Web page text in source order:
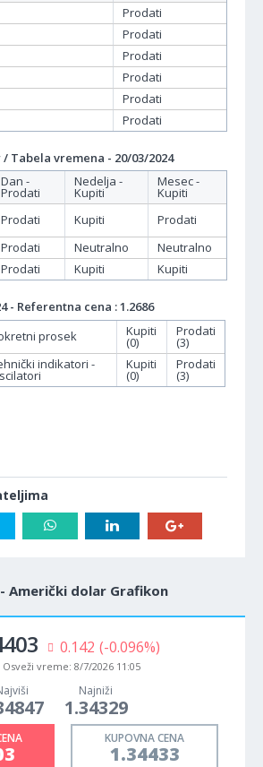
Prodati
Prodati
Prodati
Prodati
Prodati
Prodati
/ Tabela vremena - 20/03/2024
Dan -
Prodati
Nedelja -
Kupiti
Mesec -
Kupiti
Prodati Kupiti
Prodati
Prodati Neutralno
Neutralno
Prodati Kupiti Kupiti
- Referentna cena : 1.2686
prosek Kupiti
(0)
Prodati
(3)
indikatori -
Kupiti
(0)
Prodati
(3)
Američki dolar Grafikon
0.142 (-0.096%)
Osveži vreme: 8/7/2026 11:05
Najniži
1.34329
KUPOVNA CENA
1.34433